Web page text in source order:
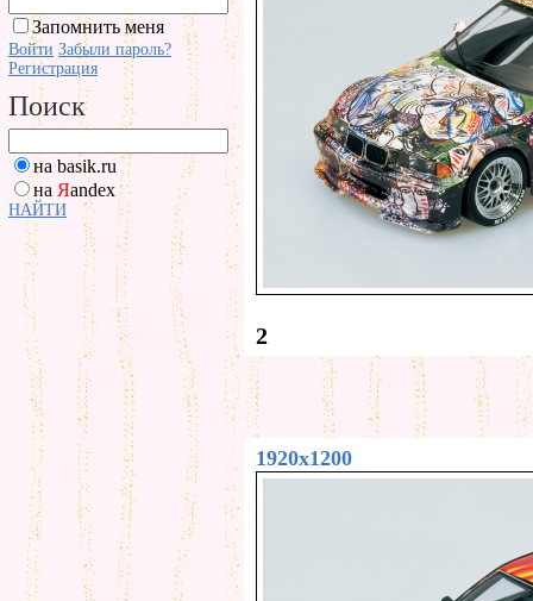
Запомнить меня
Войти Забыли пароль?
Регистрация
Поиск
на basik.ru
на Яandex
НАЙТИ
2
1920x1200